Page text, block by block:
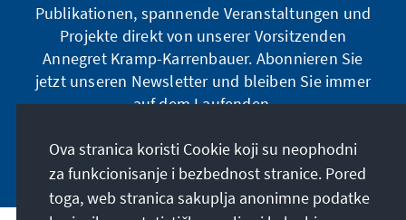
Publikationen, spannende Veranstaltungen und
Projekte direkt von unserer Vorsitzenden
Annegret Kramp-Karrenbauer. Abonnieren Sie
jetzt unseren Newsletter und bleiben Sie immer
auf dem Laufenden.
Jetzt abonnieren
Ova stranica koristi Cookie koji su neophodni
za funkcionisanje i bezbednost stranice. Pored
toga, web stranica sakuplja anonimne podatke